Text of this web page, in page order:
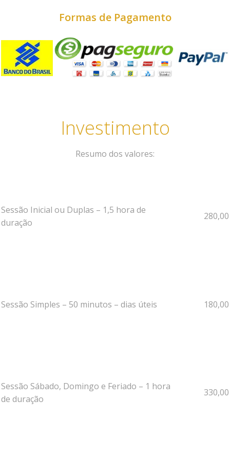
Formas de Pagamento
Investimento
Resumo dos valores:
Sessão Inicial ou Duplas – 1,5 hora de
duração
280,00
Sessão Simples – 50 minutos – dias úteis 180,00
Sessão Sábado, Domingo e Feriado – 1 hora
de duração
330,00